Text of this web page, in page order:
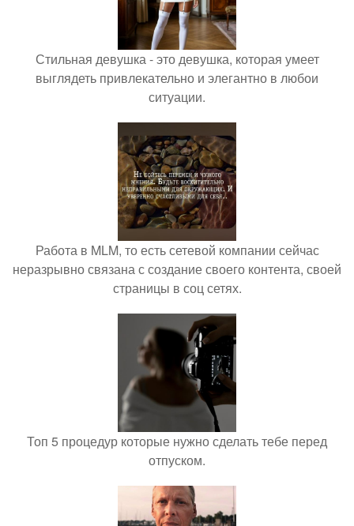
Стильная девушка - это девушка, которая умеет
выглядеть привлекательно и элегантно в любои
ситуации.
Работа в MLM, то есть сетевой компании сейчас
неразрывно связана с создание своего контента, своей
страницы в соц сетях.
Топ 5 процедур которые нужно сделать тебе перед
отпуском.